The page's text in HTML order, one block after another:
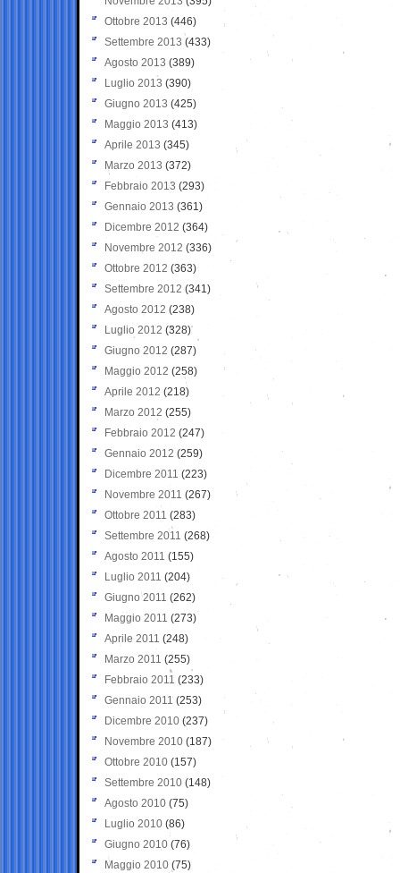
Ottobre 2013 (446)
Settembre 2013 (433)
Agosto 2013 (389)
Luglio 2013 (390)
Giugno 2013 (425)
Maggio 2013 (413)
Aprile 2013 (345)
Marzo 2013 (372)
Febbraio 2013 (293)
Gennaio 2013 (361)
Dicembre 2012 (364)
Novembre 2012 (336)
Ottobre 2012 (363)
Settembre 2012 (341)
Agosto 2012 (238)
Luglio 2012 (328)
Giugno 2012 (287)
Maggio 2012 (258)
Aprile 2012 (218)
Marzo 2012 (255)
Febbraio 2012 (247)
Gennaio 2012 (259)
Dicembre 2011 (223)
Novembre 2011 (267)
Ottobre 2011 (283)
Settembre 2011 (268)
Agosto 2011 (155)
Luglio 2011 (204)
Giugno 2011 (262)
Maggio 2011 (273)
Aprile 2011 (248)
Marzo 2011 (255)
Febbraio 2011 (233)
Gennaio 2011 (253)
Dicembre 2010 (237)
Novembre 2010 (187)
Ottobre 2010 (157)
Settembre 2010 (148)
Agosto 2010 (75)
Luglio 2010 (86)
Giugno 2010 (76)
Maggio 2010 (75)